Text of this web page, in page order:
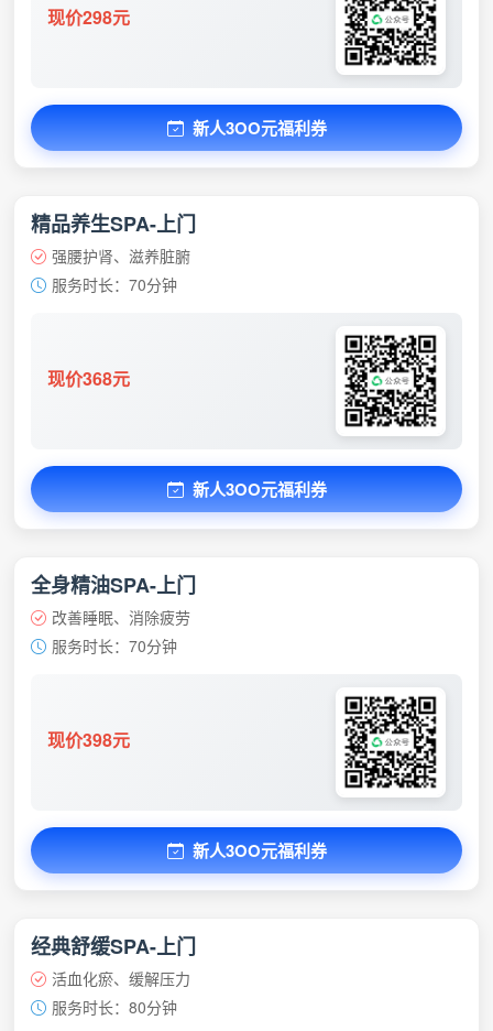
现价298元
新人3OO元福利券
精品养生SPA-上门
强腰护肾、滋养脏腑
服务时长：70分钟
现价368元
新人3OO元福利券
全身精油SPA-上门
改善睡眠、消除疲劳
服务时长：70分钟
现价398元
新人3OO元福利券
经典舒缓SPA-上门
活血化瘀、缓解压力
服务时长：80分钟